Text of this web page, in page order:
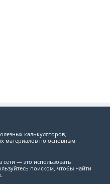
калькуляторов,
материалов по основным
сети — это использовать
поиском, чтобы найти